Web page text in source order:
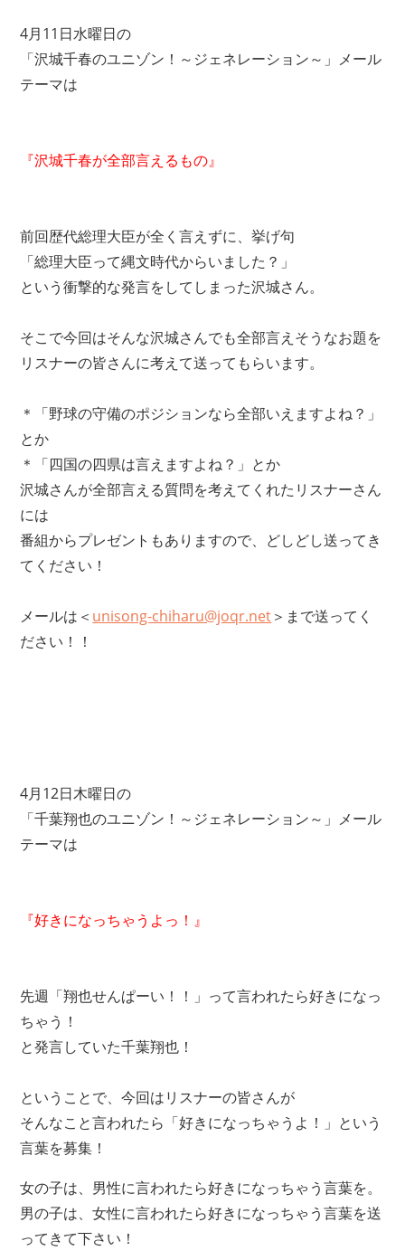
4月11日水曜日の
「沢城千春のユニゾン！～ジェネレーション～」メール
テーマは
『沢城千春が全部言えるもの』
前回歴代総理大臣が全く言えずに、挙げ句
「総理大臣って縄文時代からいました？」
という衝撃的な発言をしてしまった沢城さん。
そこで今回はそんな沢城さんでも全部言えそうなお題を
リスナーの皆さんに考えて送ってもらいます。
＊「野球の守備のポジションなら全部いえますよね？」
とか
＊「四国の四県は言えますよね？」とか
沢城さんが全部言える質問を考えてくれたリスナーさん
には
番組からプレゼントもありますので、どしどし送ってき
てください！
メールは＜ unisong-chiharu@joqr.net＞まで送ってく
ださい！！
4月12日木曜日の
「千葉翔也のユニゾン！～ジェネレーション～」メール
テーマは
『好きになっちゃうよっ！』
先週「翔也せんぱーい！！」って言われたら好きになっ
ちゃう！
と発言していた千葉翔也！
ということで、今回はリスナーの皆さんが
そんなこと言われたら「好きになっちゃうよ！」という
言葉を募集！
女の子は、男性に言われたら好きになっちゃう言葉を。
男の子は、女性に言われたら好きになっちゃう言葉を送
ってきて下さい！